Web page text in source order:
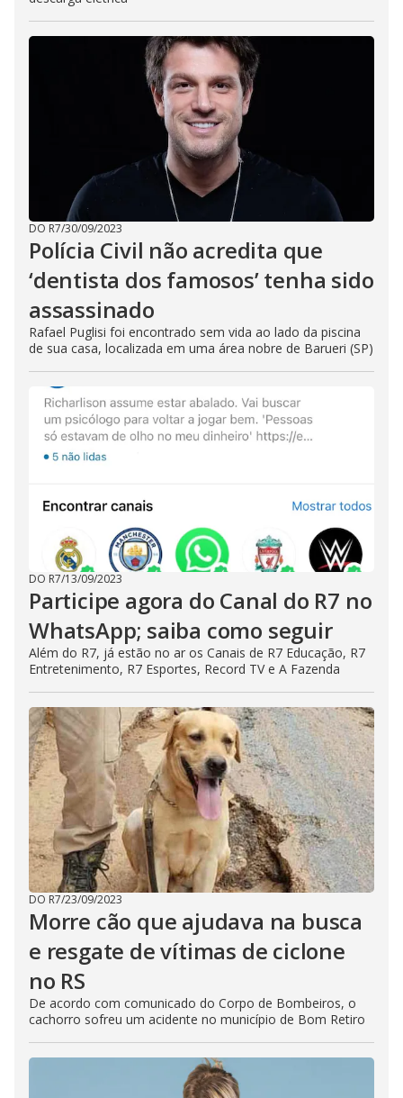
DO R7/30/09/2023
Polícia Civil não acredita que
‘dentista dos famosos’ tenha sido
assassinado
Rafael Puglisi foi encontrado sem vida ao lado da piscina
de sua casa, localizada em uma área nobre de Barueri (SP)
DO R7/13/09/2023
Participe agora do Canal do R7 no
WhatsApp; saiba como seguir
Além do R7, já estão no ar os Canais de R7 Educação, R7
Entretenimento, R7 Esportes, Record TV e A Fazenda
DO R7/23/09/2023
Morre cão que ajudava na busca
e resgate de vítimas de ciclone
no RS
De acordo com comunicado do Corpo de Bombeiros, o
cachorro sofreu um acidente no município de Bom Retiro